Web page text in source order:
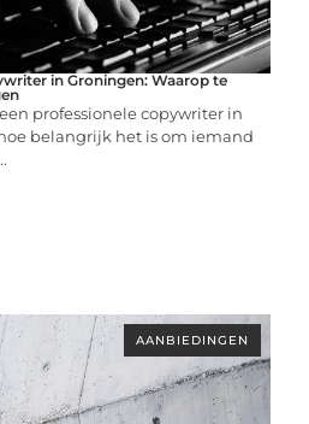
in Groningen: Waarop te
professionele copywriter in
belangrijk het is om iemand
AANBIEDINGEN